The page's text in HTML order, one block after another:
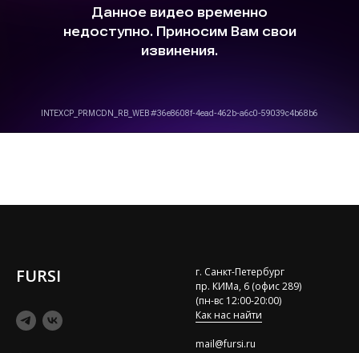
FURSI
г. Санкт-Петербург
пр. КИМа, 6 (офис 289)
(пн-вс 12:00-20:00)
Как нас найти
mail@fursi.ru